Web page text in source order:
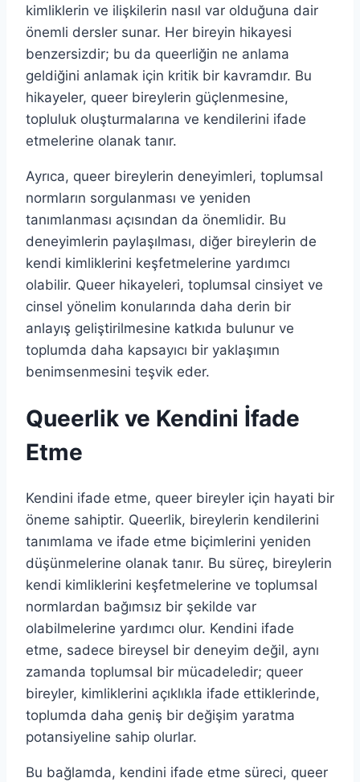
kimliklerin ve ilişkilerin nasıl var olduğuna dair
önemli dersler sunar. Her bireyin hikayesi
benzersizdir; bu da queerliğin ne anlama
geldiğini anlamak için kritik bir kavramdır. Bu
hikayeler, queer bireylerin güçlenmesine,
topluluk oluşturmalarına ve kendilerini ifade
etmelerine olanak tanır.
Ayrıca, queer bireylerin deneyimleri, toplumsal
normların sorgulanması ve yeniden
tanımlanması açısından da önemlidir. Bu
deneyimlerin paylaşılması, diğer bireylerin de
kendi kimliklerini keşfetmelerine yardımcı
olabilir. Queer hikayeleri, toplumsal cinsiyet ve
cinsel yönelim konularında daha derin bir
anlayış geliştirilmesine katkıda bulunur ve
toplumda daha kapsayıcı bir yaklaşımın
benimsenmesini teşvik eder.
Queerlik ve Kendini İfade
Etme
Kendini ifade etme, queer bireyler için hayati bir
öneme sahiptir. Queerlik, bireylerin kendilerini
tanımlama ve ifade etme biçimlerini yeniden
düşünmelerine olanak tanır. Bu süreç, bireylerin
kendi kimliklerini keşfetmelerine ve toplumsal
normlardan bağımsız bir şekilde var
olabilmelerine yardımcı olur. Kendini ifade
etme, sadece bireysel bir deneyim değil, aynı
zamanda toplumsal bir mücadeledir; queer
bireyler, kimliklerini açıklıkla ifade ettiklerinde,
toplumda daha geniş bir değişim yaratma
potansiyeline sahip olurlar.
Bu bağlamda, kendini ifade etme süreci, queer